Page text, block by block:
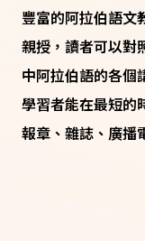
豐富的阿拉伯語文
親授，讀者可以對
中阿拉伯語的各個
學習者能在最短的
報章、雜誌、廣播